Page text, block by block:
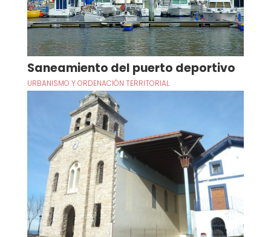
Saneamiento del puerto deportivo
URBANISMO Y ORDENACIÓN TERRITORIAL